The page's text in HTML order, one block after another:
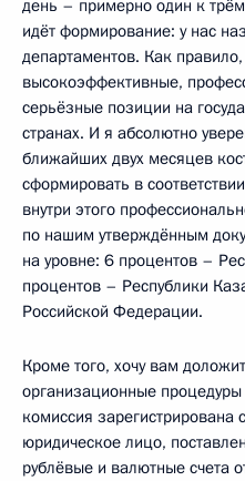
день – примерно один к
идёт формирование: у нас
департаментов. Как
высокоэффективные,
серьёзные позиции на
странах. И я абсолютно
ближайших двух месяцев
сформировать в
внутри этого
по нашим утверждённым
на уровне: 6 процентов –
процентов – Республики
Российской Федерации.
Кроме того, хочу вам
организационные
комиссия
юридическое лицо,
рублёвые и валютные счета